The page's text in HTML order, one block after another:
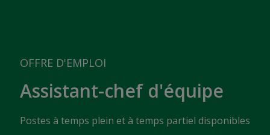
OFFRE D'EMPLOI
Assistant-chef d'équipe
Postes à temps plein et à temps partiel disponibles